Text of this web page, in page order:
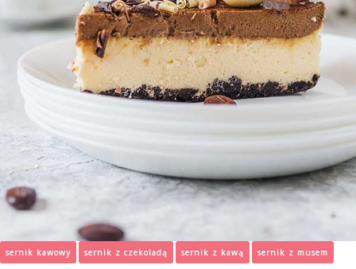
sernik kawowy sernik z czekoladą sernik z kawą sernik z musem